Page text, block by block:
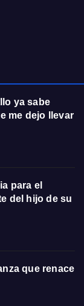
ya sabe
me dejo llevar
para el
del hijo de su
que renace